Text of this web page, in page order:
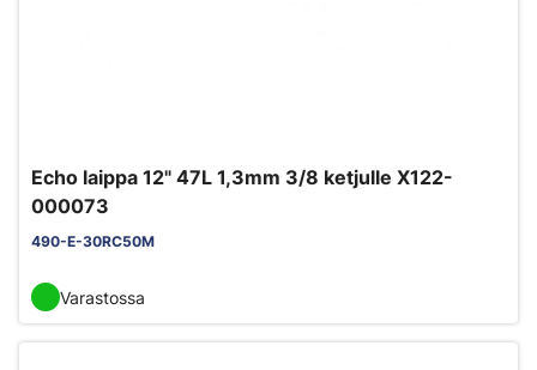
Echo laippa 12" 47L 1,3mm 3/8 ketjulle X122-
000073
490-E-30RC50M
Varastossa